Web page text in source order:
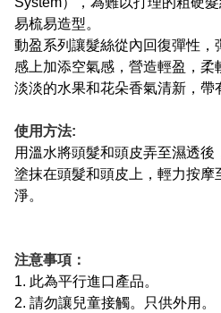
易梳易造型。
動盈系列讓髮絲從內回復彈性
感上加添空氣感，營造輕盈，柔
淡淡的水果和花朵香氣清新，帶
使用方法:
用溫水將頭髮和頭皮弄至濕透
塗抹在頭髮和頭皮上，輕力按摩
淨。
注意事項：
1. 此為平行進口產品。
2. 請勿讓兒童接觸。只供外用。